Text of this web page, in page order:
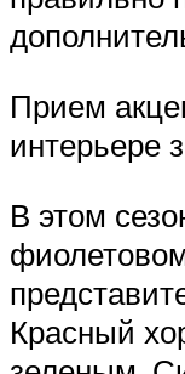
Прием
интерьере
В этом
Красный